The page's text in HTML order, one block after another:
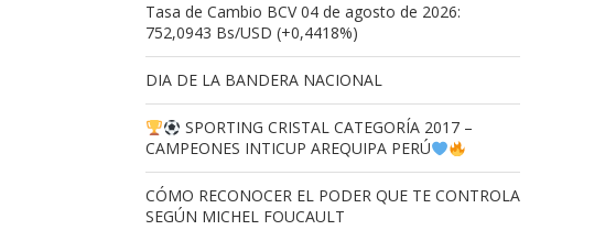
DIFERENCIAS IMPORTANTES PARA
TENER EN CUENTA PARA
Tasa de Cambio BCV 04 de agosto de 2026:
752,0943 Bs/USD (+0,4418%)
DIA DE LA BANDERA NACIONAL
SPORTING CRISTAL CATEGORÍA 2017 –
CAMPEONES INTICUP AREQUIPA PERÚ
CÓMO RECONOCER EL PODER QUE TE CONTROLA
SEGÚN MICHEL FOUCAULT